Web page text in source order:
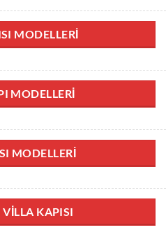
MODELLERI
MODELLERI
MODELLERI
VILLA KAPISI